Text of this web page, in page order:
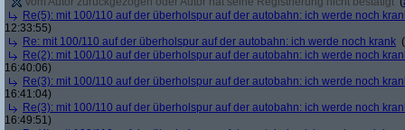
Re(5): mit 100/110 auf der überholspur auf der autobahn: ich werde noch
12:33:55)
Re: mit 100/110 auf der überholspur auf der autobahn: ich werde noch krank (
Re(2): mit 100/110 auf der überholspur auf der autobahn: ich werde noch
16:40:06)
Re(3): mit 100/110 auf der überholspur auf der autobahn: ich werde noch
16:41:04)
Re(3): mit 100/110 auf der überholspur auf der autobahn: ich werde noch
16:49:51)